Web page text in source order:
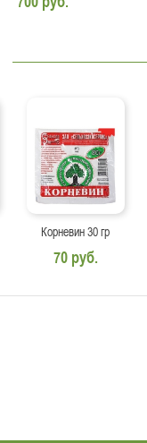
Корневин 30 гр
70 руб.